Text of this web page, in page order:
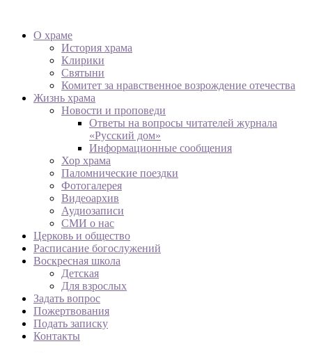
О храме
История храма
Клирики
Святыни
Комитет за нравственное возрождение отечества
Жизнь храма
Новости и проповеди
Ответы на вопросы читателей журнала
«Русский дом»
Информационные сообщения
Хор храма
Паломнические поездки
Фотогалерея
Видеоархив
Аудиозаписи
СМИ о нас
Церковь и общество
Расписание богослужений
Воскресная школа
Детская
Для взрослых
Задать вопрос
Пожертвования
Подать записку
Контакты